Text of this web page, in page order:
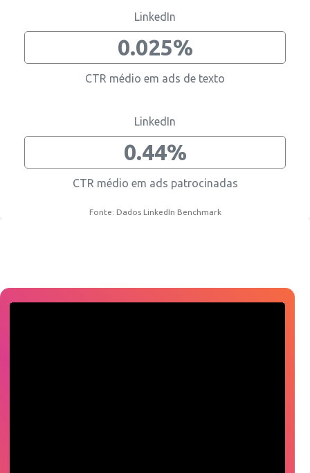
LinkedIn
0.025%
CTR médio em ads de texto
LinkedIn
0.44%
CTR médio em ads patrocinadas
Fonte: Dados LinkedIn Benchmark